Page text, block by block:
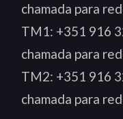
chamada para
TM1: +351 916
chamada para
TM2: +351 916
chamada para